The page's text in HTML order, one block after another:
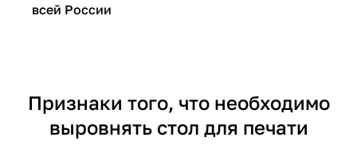
всей России
Признаки того, что необходимо
выровнять стол для печати